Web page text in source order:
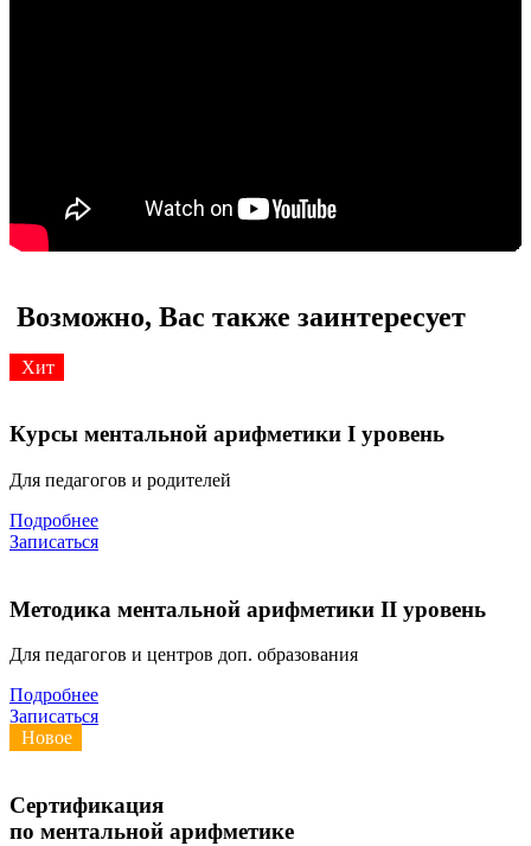
Возможно, Вас также заинтересует
Хит
Курсы ментальной арифметики I уровень
Для педагогов и родителей
Подробнее
Записаться
Методика ментальной арифметики II уровень
Для педагогов и центров доп. образования
Подробнее
Записаться
Новое
Сертификация
по ментальной арифметике